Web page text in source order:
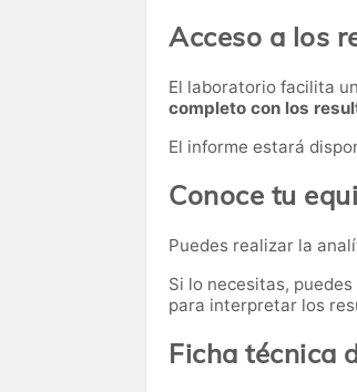
Acceso a los
El laboratorio facilita
completo con los
El informe estará
Conoce tu
Puedes realizar la
Si lo necesitas,
para interpretar los
Ficha técnica